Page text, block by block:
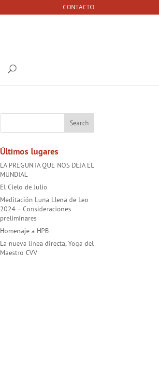
CONTACTO
Últimos lugares
LA PREGUNTA QUE NOS DEJA EL
MUNDIAL
El Cielo de Julio
Meditación Luna Llena de Leo
2024 – Consideraciones
preliminares
Homenaje a HPB
La nueva línea directa, Yoga del
Maestro CVV